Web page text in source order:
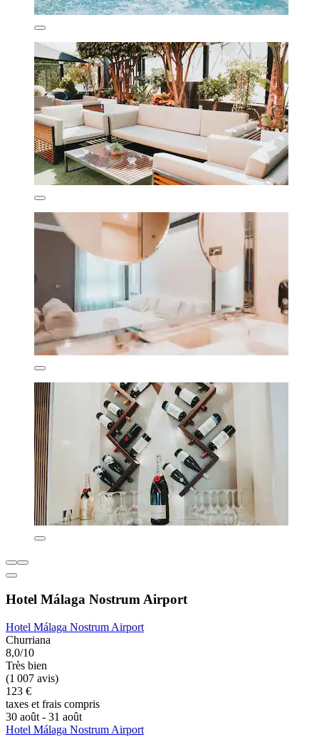
Hotel Málaga Nostrum Airport
Hotel Málaga Nostrum Airport
Churriana
8,0/10
Très bien
(1 007 avis)
123 €
taxes et frais compris
30 août - 31 août
Hotel Málaga Nostrum Airport